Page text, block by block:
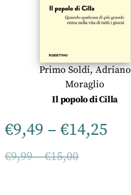
Primo Soldi,Adriano
Moraglio
Il popolo di Cilla
€9,49 –€14,25
€9,99–€15,00